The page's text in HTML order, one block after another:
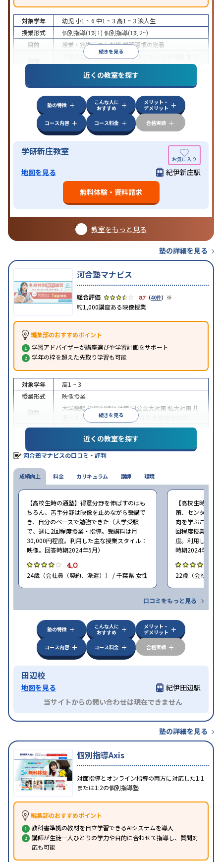
続きを見る
対象学年 幼児 小1 ~ 6 中1 ~ 3 高1 ~ 3 浪人生
授業形式
個別指導(1対1) 個別指導(1対2~)
目的
授業・定期テスト対策学習習慣の定着
不登校生に対応学習にPC・タブレットを利用
ライン対応
近くの教室を探す
塾の特徴
こんな人に
おすすめ
メリット・
デメリット
コース内容
コース料金 合格実績
学研新庄教室
地図を見る
紀伊新庄駅
無料体験・資料請求
教室をもっと見る
塾の詳細を見る
河合塾マナビス
3.7 （40件） ※
約1,000講座ある映像授業
編集部のおすすめポイント
学習アドバイザーが講座選びや学習計画をサポート
学年の枠を超えた先取り学習も可能
続きを見る
対象学年
高1 ~ 3
授業形式
映像授業
目的
大学受験学校別特化対策国公立大対策 私大対策共
通テスト対策
英検(英語検定)対策
中高一貫校生に対応学習にPC・タブレットを利用
1科目から受講可能季節講習のみの受講可
※2024年6月調査。大学受験塾・予備校のアンケート調査方法を参照
近くの教室を探す
河合塾マナビスの口コミ・評判
成績向上
【高校生時の通塾】得意分野を伸ばすのはも
ちろん、苦手分野は映像を止めながら受講で
き、自分のペースで勉強できた（大学受験
で、週に2回程度授業・指導。受講料は月
30,000円程度。利用した主な授業スタイル：
映像。回答時期2024年5月）
4.0
24歳（会社員（契約、派遣）） / 千葉県 女性
【高校生時の通
策、センター試
向を学ぶことが
回程度授業・指
度。利用した主
時期2024年5月）
22歳（会社員<
口コミをもっと見る
料金 カリキュラム 講師 環境
塾の特徴
こんな人に
おすすめ
メリット・
デメリット
コース内容
コース料金 合格実績
田辺校
地図を見る
紀伊田辺駅
当サイトからの問い合わせは現在できません
塾の詳細を見る
個別指導Axis
対面指導とオンライン指導の両方に対応した1:1
または1:2の個別指導塾
編集部のおすすめポイント
教科書準拠の教材を自立学習できるAIシステムを導入
講師が生徒一人ひとりの学力や目的に合わせて指導し、質問対
応も可能